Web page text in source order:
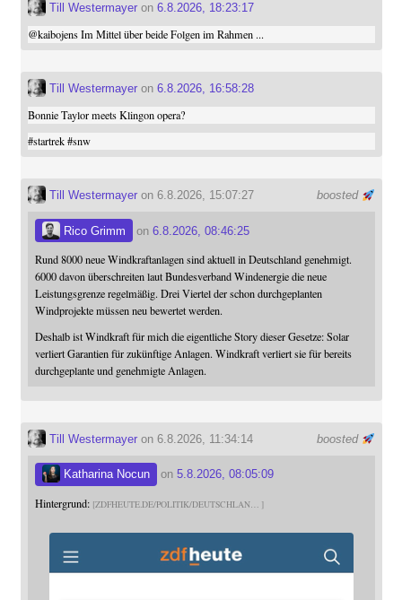
Till Westermayeron 6.8.2026, 18:23:17
@kaibojensIm Mittel über beide Folgen im Rahmen ...
Till Westermayeron 6.8.2026, 16:58:28
Bonnie Taylor meets Klingon opera?
#startrek #snw
boosted
Till Westermayeron 6.8.2026, 15:07:27
Rico Grimm on 6.8.2026, 08:46:25
Rund 8000 neue Windkraftanlagen sind aktuell in Deutschland genehmigt.
6000 davon überschreiten laut Bundesverband Windenergie die neue
Leistungsgrenze regelmäßig. Drei Viertel der schon durchgeplanten
Windprojekte müssen neu bewertet werden.
Deshalb ist Windkraft für mich die eigentliche Story dieser Gesetze: Solar
verliert Garantien für zukünftige Anlagen. Windkraft verliert sie für bereits
durchgeplante und genehmigte Anlagen.
boosted
Till Westermayeron 6.8.2026, 11:34:14
Katharina Nocun on 5.8.2026, 08:05:09
Hintergrund: ZDFHEUTE.DE/POLITIK/DEUTSCHLAN